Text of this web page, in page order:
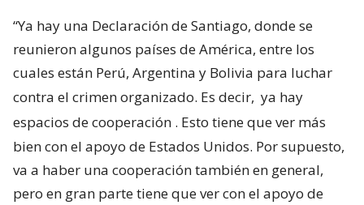
“Ya hay una Declaración de Santiago, donde se
reunieron algunos países de América, entre los
cuales están Perú, Argentina y Bolivia para luchar
contra el crimen organizado. Es decir, ya hay
espacios de cooperación . Esto tiene que ver más
bien con el apoyo de Estados Unidos. Por supuesto,
va a haber una cooperación también en general,
pero en gran parte tiene que ver con el apoyo de